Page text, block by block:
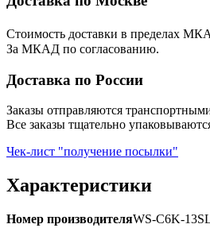
Стоимость доставки в пределах
За МКАД по согласованию.
Доставка по России
Заказы отправляются
Все заказы тщательно
Чек-лист "получение посылки"
Характеристики
Номер производителяWS-C6K-